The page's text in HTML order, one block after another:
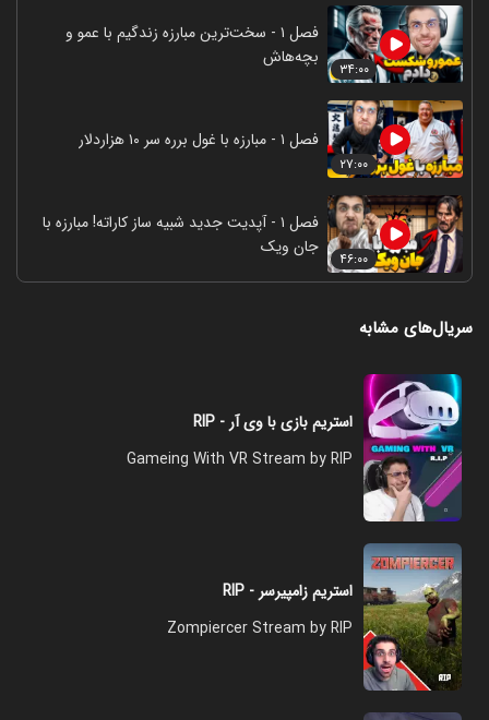
۳۴:۰۰
فصل ۱ - سخت‌ترین مبارزه زندگیم با عمو و
بچه‌هاش
۲۷:۰۰
فصل ۱ - مبارزه با غول برره سر ۱۰ هزاردلار
۴۶:۰۰
فصل ۱ - آپدیت جدید شبیه ساز کاراته! مبارزه با
جان ویک
سریال‌های مشابه
استریم بازی با وی آر - RIP
Gameing With VR Stream by RIP
استریم زامپیرسر - RIP
Zompiercer Stream by RIP